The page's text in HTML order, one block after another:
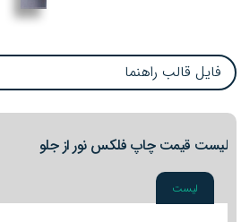
فایل قالب راهنما
لیست قیمت چاپ فلکس نور از جلو
لیست